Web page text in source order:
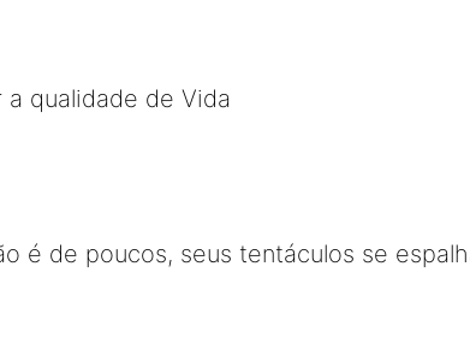
qualidade de Vida
é de poucos, seus tentáculos se